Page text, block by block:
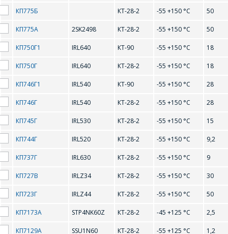
BC338 BC547A
BC547B BC548B
BC548C BC549B
BC549C BC847A
BD135 BD136
BD137 BD138
BD139 BD140
КП775Б КТ-28-2 -55 +150 °С 50
КП775А 2SK2498 КТ-28-2 -55 +150 °С 50
КП750Г1 IRL640 КТ-90 -55 +150 °С 18
КП750Г IRL640 КТ-28-2 -55 +150 °С 18
КП746Г1 IRL540 КТ-90 -55 +150 °С 28
КП746Г IRL540 КТ-28-2 -55 +150 °С 28
КП745Г IRL530 КТ-28-2 -55 +150 °С 15
КП744Г IRL520 КТ-28-2 -55 +150 °С 9,2
КП737Г IRL630 КТ-28-2 -55 +150 °С 9
КП727В IRLZ34 КТ-28-2 -55 +150 °С 30
КП723Г IRLZ44 КТ-28-2 -55 +150 °С 50
КП7173А STP4NK60Z КТ-28-2 -45 +125 °С 2,5
КП7129А SSU1N60 КТ-28-2 -55 +125 °С 1,2
ОФОРМИТЬ ЗАКАЗ
Форма предназначена
и ИП.
лицам
"ИНТЕГРАЛ", тел.+375
интересующее Вас
сотрудники компании
вопросам стоимости
и сроков поставки.
ЗАДАТЬ ВОПРОС
СОТРУДНИКИ
КОМПАНИИ С
ОТВЕТЯТ НА
ВАШИ
ВОПРОСЫ
Ваше имя